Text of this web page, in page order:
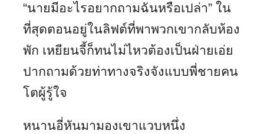
“นายมีอะไรอยากถามฉันหรือเปล่า” ใน
ที่สุดตอนอยู่ในลิฟต์ที่พาพวกเขากลับห้อง
พัก เหยียนจี้ก็ทนไม่ไหวต้องเป็นฝ่ายเอ่ย
ปากถามด้วยท่าทางจริงจังแบบพี่ชายคน
โตผู้รู้ใจ
หนานอี่หันมามองเขาแวบหนึ่ง